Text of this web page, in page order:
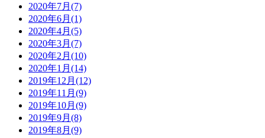
2020年7月(7)
2020年6月(1)
2020年4月(5)
2020年3月(7)
2020年2月(10)
2020年1月(14)
2019年12月(12)
2019年11月(9)
2019年10月(9)
2019年9月(8)
2019年8月(9)